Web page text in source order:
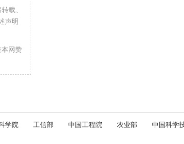
载、
声明
本网赞
学院 工信部 中国工程院 农业部
中国科学